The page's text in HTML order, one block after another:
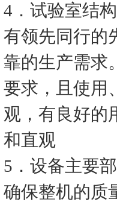
4．试验室结
有领先同行的
靠的生产需求
要求，且使用
观，有良好的
和直观
5．设备主要
确保整机的质